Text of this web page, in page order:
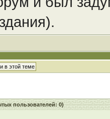
пользователей: 0)